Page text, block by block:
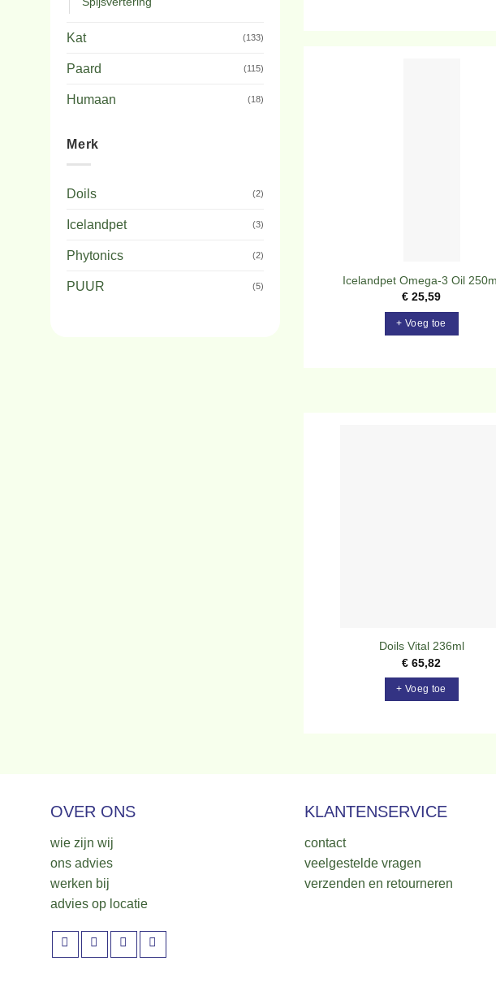
Kat (133)
Paard (115)
Humaan (18)
Merk
Doils (2)
Icelandpet (3)
Phytonics (2)
PUUR (5)
Icelandpet Omega-3 Oil
€ 25,59
+ Voeg toe
Doils Vital 236ml
€ 65,82
+ Voeg toe
OVER ONS
wie zijn wij
ons advies
werken bij
advies op locatie
KLANTENSERVICE
contact
veelgestelde vragen
verzenden en retourneren